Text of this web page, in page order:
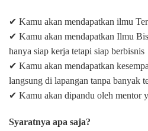
✔ Kamu akan mendapatkan ilmu
✔ Kamu akan mendapatkan Ilmu
hanya siap kerja tetapi siap berbisnis
✔ Kamu akan mendapatkan
langsung di lapangan tanpa banyak
✔ Kamu akan dipandu oleh mentor
Syaratnya apa saja?